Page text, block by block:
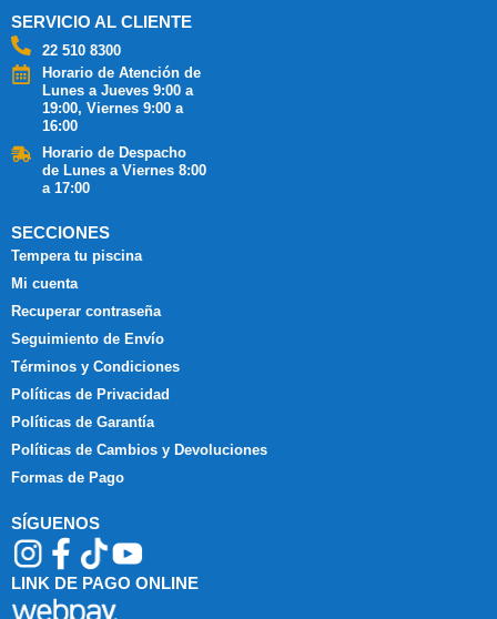
SERVICIO AL CLIENTE
22 510 8300
Horario de Atención de
Lunes a Jueves 9:00 a
19:00, Viernes 9:00 a
16:00
Horario de Despacho
de Lunes a Viernes 8:00
a 17:00
SECCIONES
Tempera tu piscina
Mi cuenta
Recuperar contraseña
Seguimiento de Envío
Términos y Condiciones
Políticas de Privacidad
Políticas de Garantía
Políticas de Cambios y Devoluciones
Formas de Pago
SÍGUENOS
LINK DE PAGO ONLINE